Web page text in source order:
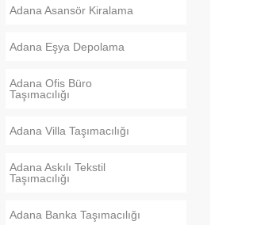
Adana Asansör Kiralama
Adana Eşya Depolama
Adana Ofis Büro
Taşımacılığı
Adana Villa Taşımacılığı
Adana Askılı Tekstil
Taşımacılığı
Adana Banka Taşımacılığı